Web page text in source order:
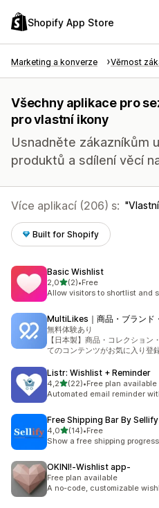
Shopify App Store
Marketing a konverze Věrnost
Všechny aplikace pro
pro vlastní ikony
Usnadněte zákazníkům
produktů a sdílení věcí
Více aplikací (206) s:
Built for Shopify
Basic Wishlist
2,0z 5 hvězd
(2)
Celkový počet recenzí: 2
•Free
Allow visitors to shortlist and
MultiLikes｜商品・ブランド
無料体験あり
【日本製】商品・コレクショ
てのコンテンツがお気に入り登
Listr: Wishlist + Reminder
4,2z 5 hvězd
(22)
Celkový počet recenzí: 22
•Free plan available
Automated email reminder
Free Shipping Bar By Sellify
4,0z 5 hvězd
(14)
Celkový počet recenzí: 14
•Free
Show a free shipping
OKINI!‑Wishlist app‑
Free plan available
A no-code, customizable